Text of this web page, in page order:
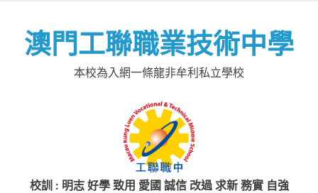
content澳門工聯職業技術中學
本校為入網一條龍非牟利私立學校
校訓 : 明志 好學 致用 愛國 誠信 改過 求新 務實 自強